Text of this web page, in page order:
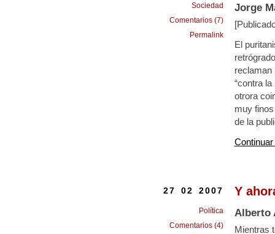
Jorge
El
reclaman
“contra
otrora
muy
de la
Sociedad
Comentarios (7)
Permalink
Y
Alberto
Mientras
27 02 2007
Política
Comentarios (4)